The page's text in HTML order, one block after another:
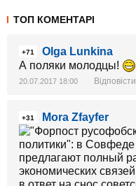
ТОП КОМЕНТАРІ
+71
Olga Lunkina
А поляки молодцы!
20.07.2017 18:00 Відповісти
+31 Mora Zfayfer